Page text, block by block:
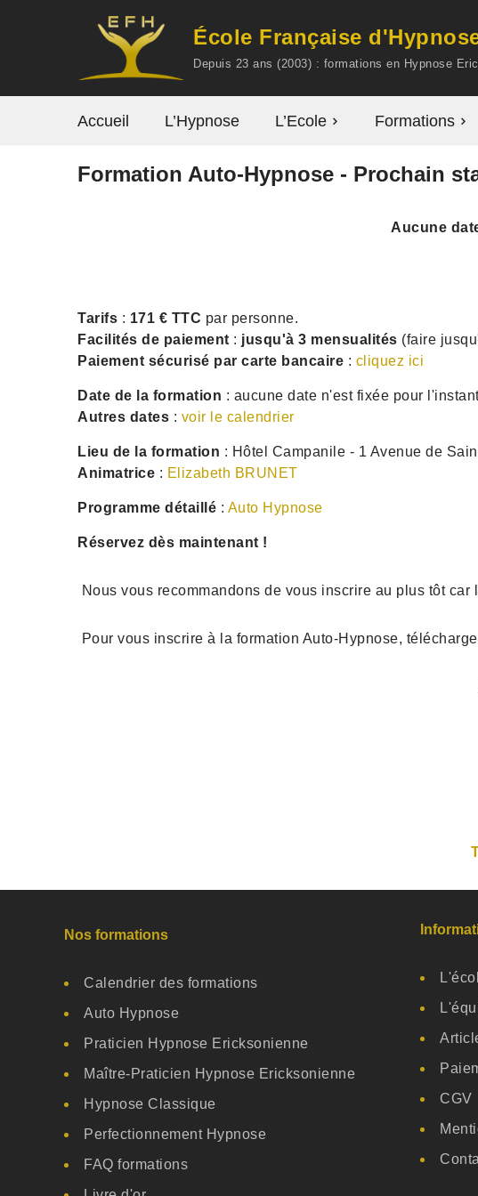
École Française
Depuis 23 ans (2003) : formations en Hypnose
Accueil L’Hypnose L’Ecole Formations
Formation Auto-Hypnose - Prochain
Aucune
Tarifs : 171 € TTC par personne.
Facilités de paiement : jusqu'à 3 mensualités (faire
Paiement sécurisé par carte bancaire : cliquez ici
Date de la formation : aucune date n'est fixée pour
Autres dates : voir le calendrier
Lieu de la formation : Hôtel Campanile - 1 Avenue de
Animatrice : Elizabeth BRUNET
Programme détaillé : Auto Hypnose
Réservez dès maintenant !
Nous vous recommandons de vous inscrire au plus tôt
Pour vous inscrire à la formation Auto-Hypnose,
Nos formations
Calendrier des formations
Auto Hypnose
Praticien Hypnose Ericksonienne
Maître-Praticien Hypnose Ericksonienne
Hypnose Classique
Perfectionnement Hypnose
FAQ formations
CGV